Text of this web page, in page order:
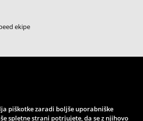
ekipe
piškotke zaradi boljše uporabniške
spletne strani potrjujete, da se z njihovo